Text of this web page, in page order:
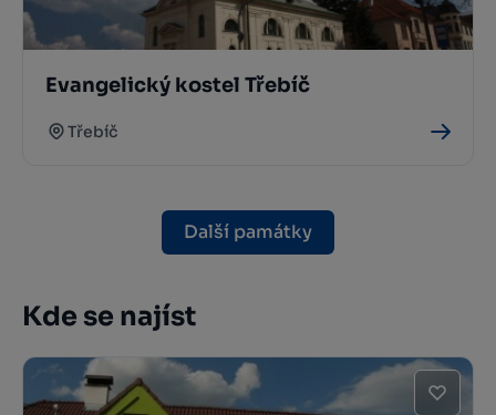
Evangelický kostel Třebíč
Třebíč
Další památky
Kde se najíst